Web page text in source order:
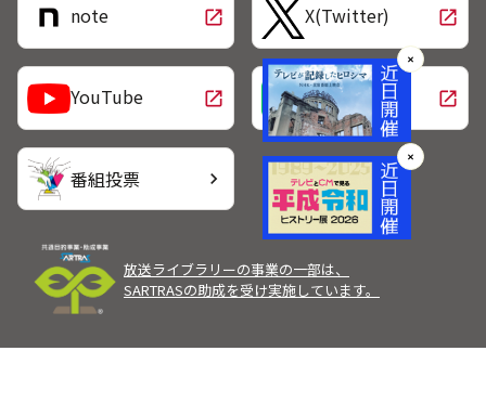
note open_in_new X(Twitter) open_in_new
YouTube open_in_new LINE open_in_new
番組投票 chevron_right
放送ライブラリーの事業の一部は、
SARTRASの助成を受け実施しています。
✕
✕